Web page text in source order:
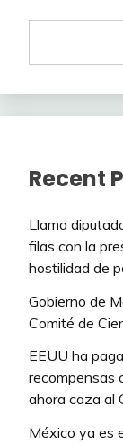
Recent
Llama
filas con la
hostilidad de
Gobierno de
Comité de
EEUU ha
recompensas
ahora caza al
México ya es